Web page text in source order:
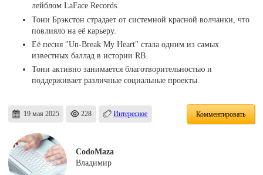
лейблом LaFace Records.
Тони Брэкстон страдает от системной красной волчанки, что
повлияло на её карьеру.
Её песня "Un-Break My Heart" стала одним из самых
известных баллад в истории RB.
Тони активно занимается благотворительностью и
поддерживает различные социальные проекты.
19 мая 2025 228 Интересное Комментировать
CodoMaza
Владимир